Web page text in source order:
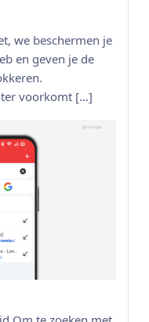
we beschermen je
en geven je de
voorkomt […]